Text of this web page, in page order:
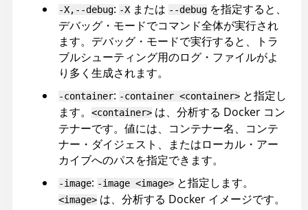
-X,--debug: -X または --debug を指定すると、
デバッグ・モードでコマンド全体が実行され
ます。デバッグ・モードで実行すると、トラ
ブルシューティング用のログ・ファイルがよ
り多く生成されます。
-container: -container <container> と指定し
ます。
<container> は、分析する Docker コン
テナーです。値には、コンテナー名、コンテ
ナー・ダイジェスト、またはローカル・アー
カイブへのパスを指定できます。
-image: -image <image> と指定します。
<image> は、分析する Docker イメージです。